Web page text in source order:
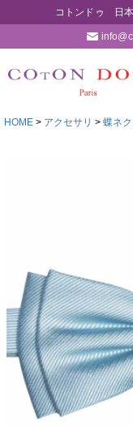
コトンドゥ 日
HOME アクセサリ 蝶ネ